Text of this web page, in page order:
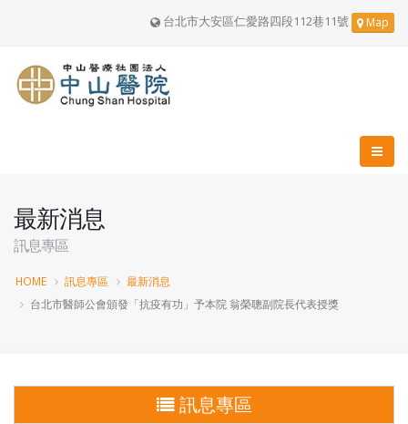
台北市大安區仁愛路四段112巷11號 Map
最新消息
訊息專區
HOME 訊息專區
最新消息
台北市醫師公會頒發「抗疫有功」予本院 翁榮聰副院長代表授獎
訊息專區